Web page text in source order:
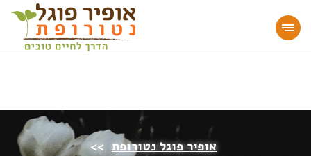
מעוניינים להעמיק או להתחיל דרך חיים בריאה?
הצטרפו לאתר!
אופיר פוגל נטורופת >>